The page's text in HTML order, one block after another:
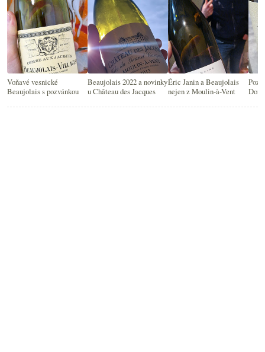
Voňavé vesnické
Beaujolais s pozvánkou
Beaujolais 2022 a novinky
u Château des Jacques
Éric Janin a Beaujolais
nejen z Moulin-à-Vent